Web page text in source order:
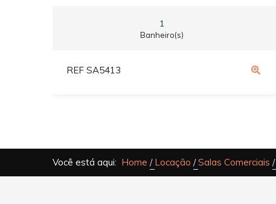
1
Banheiro(s)
REF SA5413
Você está aqui: Home Locação Salas Comerciais